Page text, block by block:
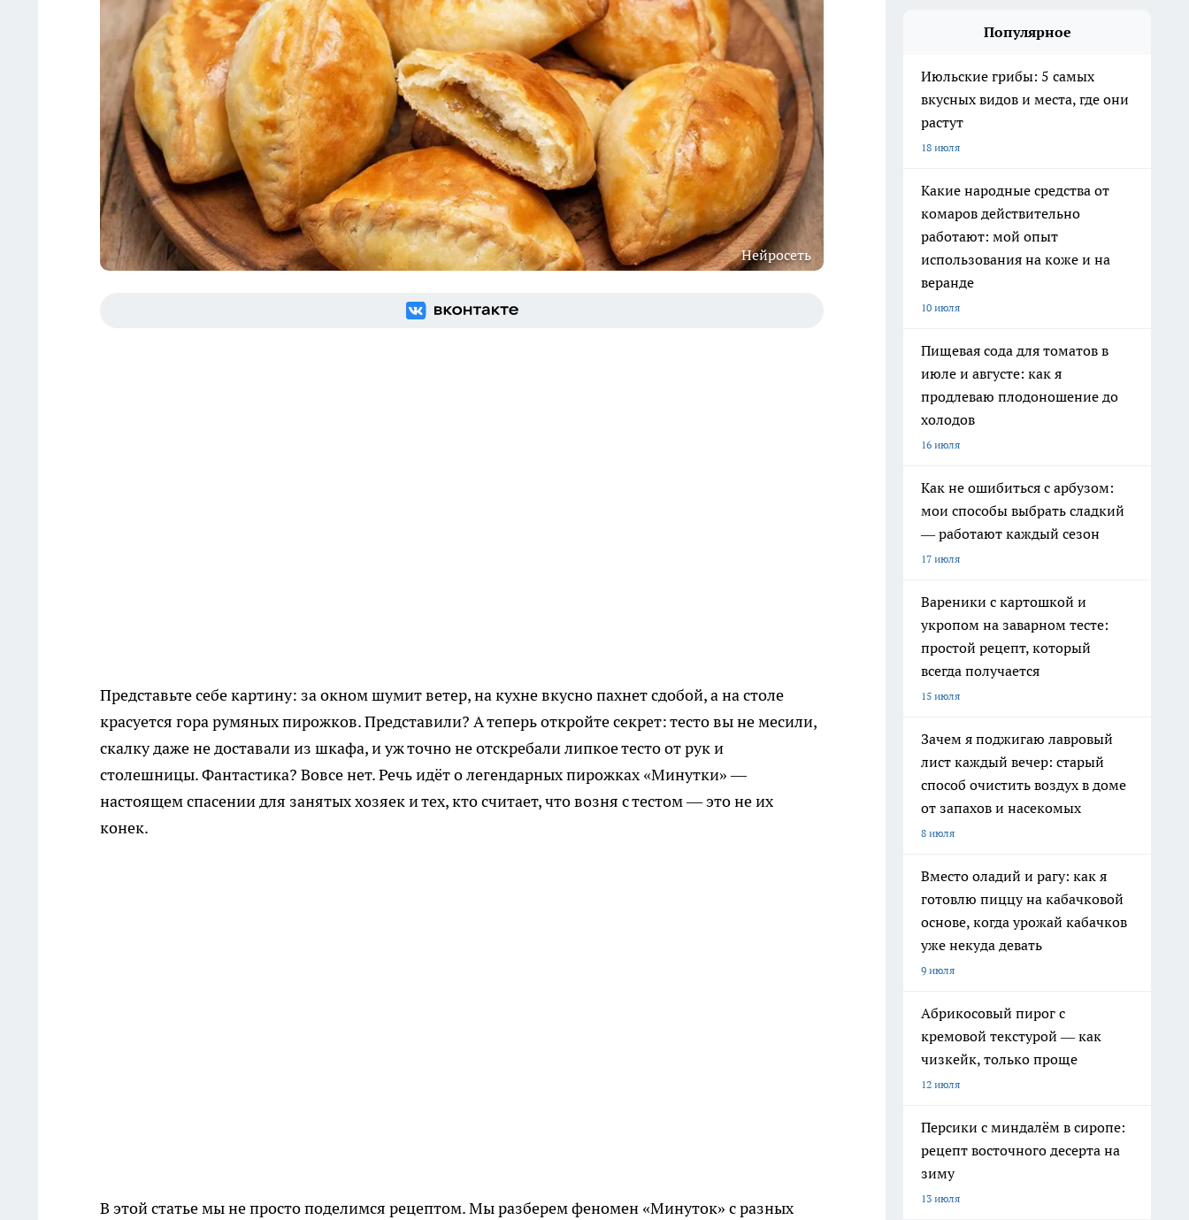
Нейросеть
Представьте себе картину: за окном шумит ветер, на кухне вкусно пахнет сдобой, а на столе
красуется гора румяных пирожков. Представили? А теперь откройте секрет: тесто вы не месили,
скалку даже не доставали из шкафа, и уж точно не отскребали липкое тесто от рук и
столешницы. Фантастика? Вовсе нет. Речь идёт о легендарных пирожках «Минутки» —
настоящем спасении для занятых хозяек и тех, кто считает, что возня с тестом — это не их
конек.
В этой статье мы не просто поделимся рецептом. Мы разберем феномен «Минуток» с разных
Популярное
Июльские грибы: 5 самых
вкусных видов и места, где они
растут
18 июля
Какие народные средства от
комаров действительно
работают: мой опыт
использования на коже и на
веранде
10 июля
Пищевая сода для томатов в
июле и августе: как я
продлеваю плодоношение до
холодов
16 июля
Как не ошибиться с арбузом:
мои способы выбрать сладкий
— работают каждый сезон
17 июля
Вареники с картошкой и
укропом на заварном тесте:
простой рецепт, который
всегда получается
15 июля
Зачем я поджигаю лавровый
лист каждый вечер: старый
способ очистить воздух в доме
от запахов и насекомых
8 июля
Вместо оладий и рагу: как я
готовлю пиццу на кабачковой
основе, когда урожай кабачков
уже некуда девать
9 июля
Абрикосовый пирог с
кремовой текстурой — как
чизкейк, только проще
12 июля
Персики с миндалём в сиропе:
рецепт восточного десерта на
зиму
13 июля